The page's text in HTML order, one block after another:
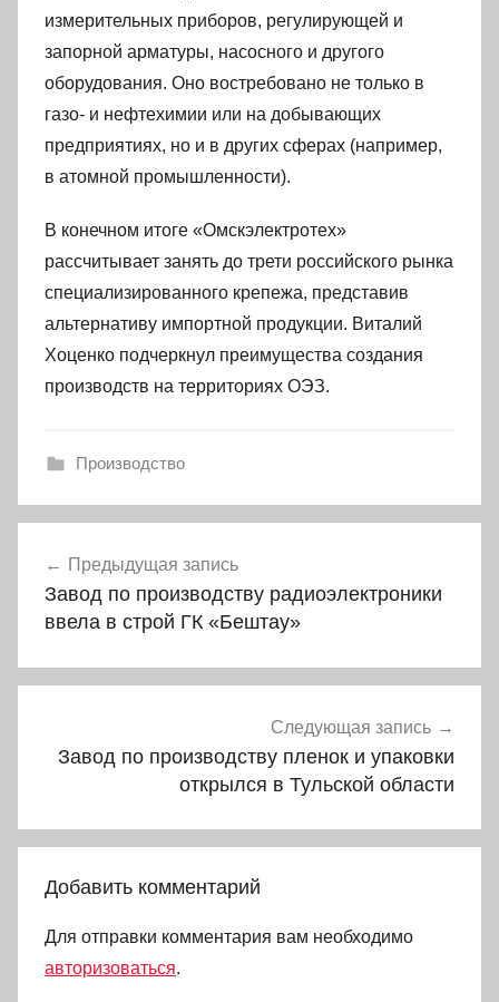
измерительных приборов, регулирующей и
запорной арматуры, насосного и другого
оборудования. Оно востребовано не только в
газо- и нефтехимии или на добывающих
предприятиях, но и в других сферах (например,
в атомной промышленности).
В конечном итоге «Омскэлектротех»
рассчитывает занять до трети российского рынка
специализированного крепежа, представив
альтернативу импортной продукции. Виталий
Хоценко подчеркнул преимущества создания
производств на территориях ОЭЗ.
Производство
по
записям
Предыдущая запись
Завод по производству радиоэлектроники
ввела в строй ГК «Бештау»
Следующая запись
Завод по производству пленок и упаковки
открылся в Тульской области
Добавить комментарий
Для отправки комментария вам необходимо
авторизоваться.